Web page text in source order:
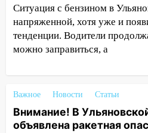
06:00 Мертвеца
мешок и попытались
05:30
Астрологи
опасный день
23:27 Прокуратура
капремонт школы в
Ситуация с бензином в
напряженной, хотя уже и
тенденции. Водители
можно заправиться, а
Важное Новости Статьи
Внимание! В
объявлена ракетная